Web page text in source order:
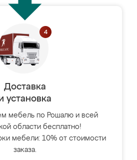
Доставка
установка
мебель по Рошалю и всей
области бесплатно!
мебели: 10% от стоимости
заказа.